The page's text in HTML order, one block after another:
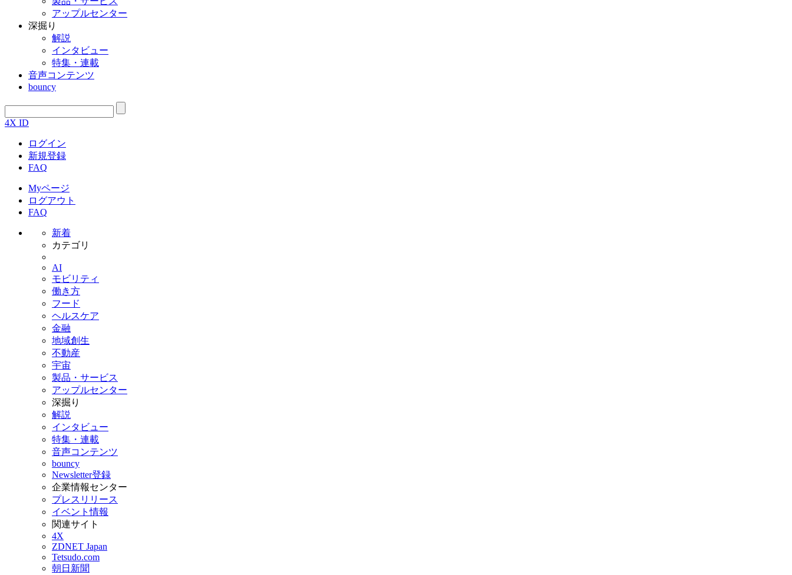
アップルセンター
深掘り
解説
インタビュー
特集・連載
音声コンテンツ
bouncy
4X ID
ログイン
新規登録
FAQ
Myページ
ログアウト
FAQ
新着
カテゴリ
AI
モビリティ
働き方
フード
ヘルスケア
金融
地域創生
不動産
宇宙
製品・サービス
アップルセンター
深掘り
解説
インタビュー
特集・連載
音声コンテンツ
bouncy
Newsletter登録
企業情報センター
プレスリリース
イベント情報
関連サイト
4X
ZDNET Japan
Tetsudo.com
朝日新聞